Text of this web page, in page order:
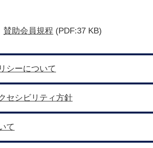
賛助会員規程 (PDF:37 KB)
シーについて
セシビリティ方針
て